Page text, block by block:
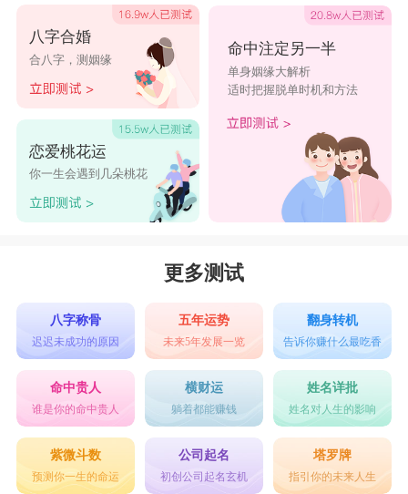
八字合婚
合八字，测姻缘
恋爱桃花运
你一生会遇到几朵桃花
命中注定另一半
单身姻缘大解析
适时把握脱单时机和方法
更多测试
八字称骨
迟迟未成功的原因
五年运势
未来5年发展一览
翻身转机
告诉你赚什么最吃香
命中贵人
谁是你的命中贵人
横财运
躺着都能赚钱
姓名详批
姓名对人生的影响
紫微斗数
预测你一生的命运
公司起名
初创公司起名玄机
塔罗牌
指引你的未来人生